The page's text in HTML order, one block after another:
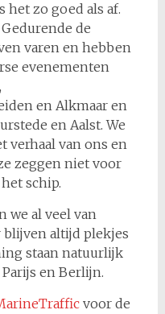
het zo goed als af.
de
varen en hebben
evenementen
en Alkmaar en
en Aalst. We
verhaal van ons en
zeggen niet voor
schip.
we al veel van
blijven altijd plekjes
staan natuurlijk
en Berlijn.
voor de